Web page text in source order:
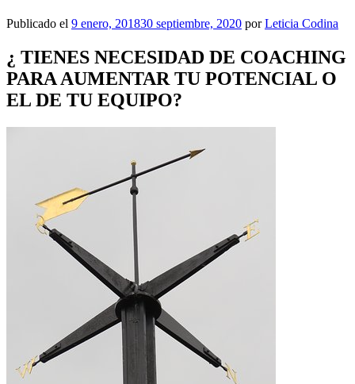
Publicado el 9 enero, 201830 septiembre, 2020 porLeticia Codina
¿ TIENES NECESIDAD DE COACHING
PARA AUMENTAR TU POTENCIAL O
EL DE TU EQUIPO?